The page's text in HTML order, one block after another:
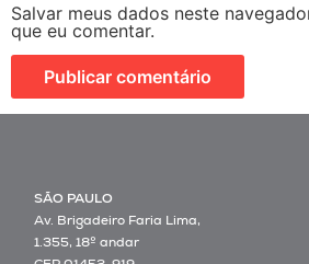
Salvar meus dados neste
que eu comentar.
SÃO PAULO
Av. Brigadeiro Faria Lima,
1.355, 18º andar